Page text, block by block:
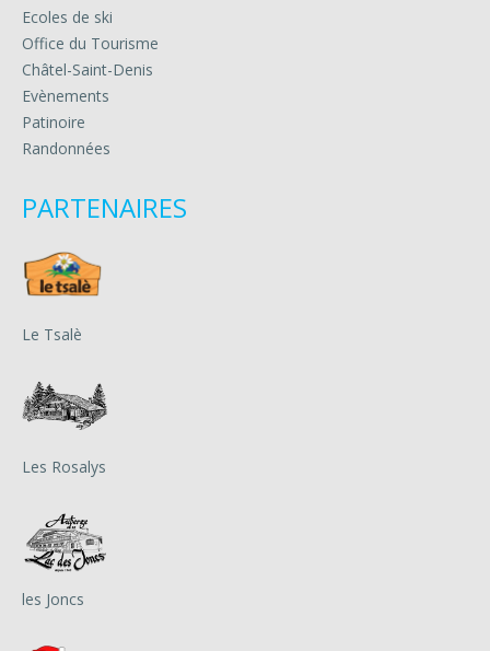
Ecoles de ski
Office du Tourisme
Châtel-Saint-Denis
Evènements
Patinoire
Randonnées
PARTENAIRES
Le Tsalè
Les Rosalys
les Joncs